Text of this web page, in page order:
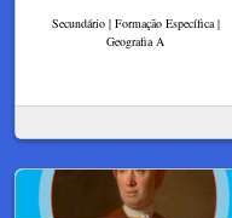
Secundário | Formação Específica |
Geografia A